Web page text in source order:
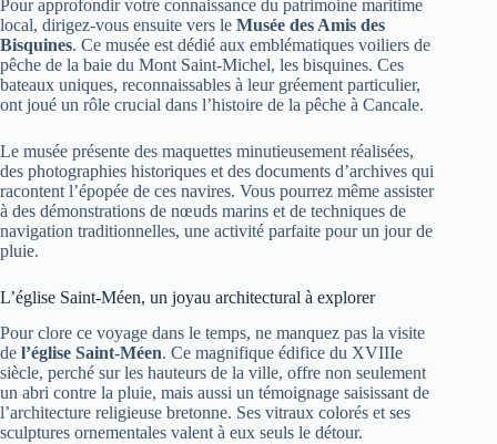
Pour approfondir votre connaissance du patrimoine maritime
local, dirigez-vous ensuite vers le Musée des Amis des
Bisquines. Ce musée est dédié aux emblématiques voiliers de
pêche de la baie du Mont Saint-Michel, les bisquines. Ces
bateaux uniques, reconnaissables à leur gréement particulier,
ont joué un rôle crucial dans l’histoire de la pêche à Cancale.
Le musée présente des maquettes minutieusement réalisées,
des photographies historiques et des documents d’archives qui
racontent l’épopée de ces navires. Vous pourrez même assister
à des démonstrations de nœuds marins et de techniques de
navigation traditionnelles, une activité parfaite pour un jour de
pluie.
L’église Saint-Méen, un joyau architectural à explorer
Pour clore ce voyage dans le temps, ne manquez pas la visite
de l’église Saint-Méen. Ce magnifique édifice du XVIIIe
siècle, perché sur les hauteurs de la ville, offre non seulement
un abri contre la pluie, mais aussi un témoignage saisissant de
l’architecture religieuse bretonne. Ses vitraux colorés et ses
sculptures ornementales valent à eux seuls le détour.